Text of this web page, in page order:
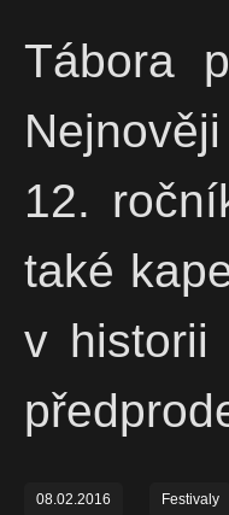
Tábora
12.
také
v historii
08.02.2016 Festivaly